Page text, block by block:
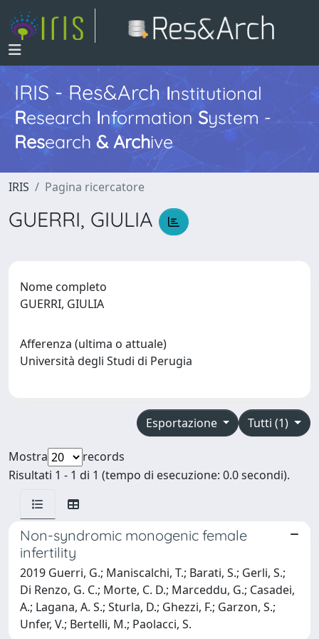
IRIS - Res&ArchInstitutional
Research InformationSystem -
Research & Archive
IRIS Pagina ricercatore
GUERRI, GIULIA
Nome completo
GUERRI, GIULIA
Afferenza (ultima o attuale)
Università degli Studi di Perugia
Tutti (1)
Esportazione
Mostra
records
Risultati 1 - 1 di 1 (tempo di esecuzione: 0.0 secondi).
Non-syndromic monogenic female
infertility
2019 Guerri, G.; Maniscalchi, T.; Barati, S.; Gerli, S.;
Di Renzo, G. C.; Morte, C. D.; Marceddu, G.; Casadei,
A.; Lagana, A. S.; Sturla, D.; Ghezzi, F.; Garzon, S.;
Unfer, V.; Bertelli, M.; Paolacci, S.